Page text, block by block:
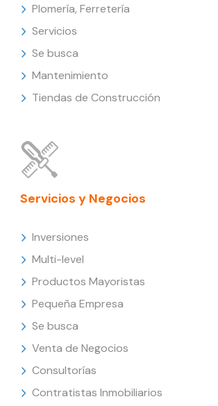
Plomería, Ferretería
Servicios
Se busca
Mantenimiento
Tiendas de Construcción
Servicios y Negocios
Inversiones
Multi-level
Productos Mayoristas
Pequeña Empresa
Se busca
Venta de Negocios
Consultorías
Contratistas Inmobiliarios